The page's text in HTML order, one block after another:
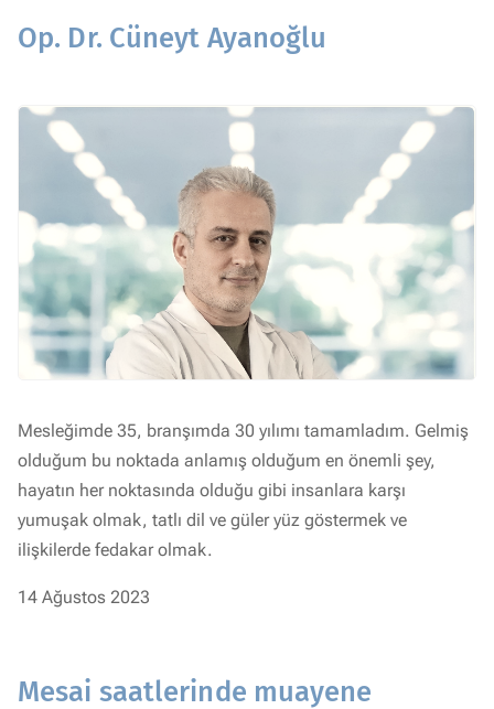
Op. Dr. Cüneyt Ayanoğlu
Mesleğimde 35, branşımda 30 yılımı tamamladım. Gelmiş
olduğum bu noktada anlamış olduğum en önemli şey,
hayatın her noktasında olduğu gibi insanlara karşı
yumuşak olmak, tatlı dil ve güler yüz göstermek ve
ilişkilerde fedakar olmak.
14 Ağustos 2023
Mesai saatlerinde muayene